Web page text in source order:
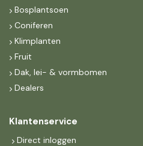
Bosplantsoen
Coniferen
Klimplanten
Fruit
Dak, lei- & vormbomen
Dealers
Klantenservice
Direct inloggen